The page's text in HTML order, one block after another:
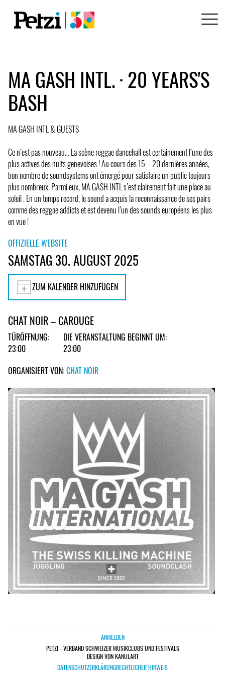
MA GASH INTL. · 20 YEARS'S
BASH
MA GASH INTL & GUESTS
Ce n’est pas nouveau… La scène reggae dancehall est certainement l’une des
plus actives des nuits genevoises ! Au cours des 15 – 20 dernières années,
bon nombre de soundsystems ont émergé pour satisfaire un public toujours
plus nombreux. Parmi eux, MA GASH INTL s’est clairement fait une place au
soleil . En un temps record, le sound a acquis la reconnaissance de ses pairs
comme des reggae addicts et est devenu l’un des sounds européens les plus
en vue !
OFFIZIELLE WEBSITE
SAMSTAG 30. AUGUST 2025
ZUM KALENDER HINZUFÜGEN
CHAT NOIR – CAROUGE
TÜRÖFFNUNG:
23:00
DIE VERANSTALTUNG BEGINNT UM:
23:00
ORGANISIERT VON:CHAT NOIR
ANMELDEN
PETZI - VERBAND SCHWEIZER MUSIKCLUBS UND FESTIVALS
DESIGN VON KANULART
DATENSCHUTZERKLÄRUNGRECHTLICHER HINWEIS